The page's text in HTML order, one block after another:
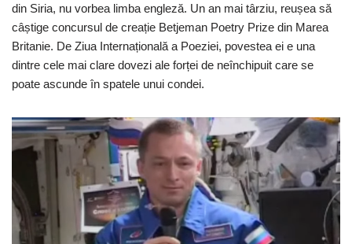
din Siria, nu vorbea limba engleză. Un an mai târziu, reușea să
câștige concursul de creație Betjeman Poetry Prize din Marea
Britanie. De Ziua Internațională a Poeziei, povestea ei e una
dintre cele mai clare dovezi ale forței de neînchipuit care se
poate ascunde în spatele unui condei.